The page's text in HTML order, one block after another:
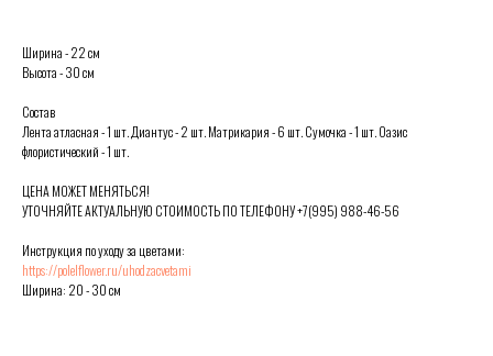
Ширина - 22 см
Высота - 30 см
Состав
Лента атласная - 1 шт. Диантус - 2 шт. Матрикария - 6 шт. Сумочка - 1 шт. Оазис
флористический - 1 шт.
ЦЕНА МОЖЕТ МЕНЯТЬСЯ!
УТОЧНЯЙТЕ АКТУАЛЬНУЮ СТОИМОСТЬ ПО ТЕЛЕФОНУ +7(995) 988-46-56
Инструкция по уходу за цветами:
https://polelflower.ru/uhodzacvetami
Ширина: 20 - 30 см